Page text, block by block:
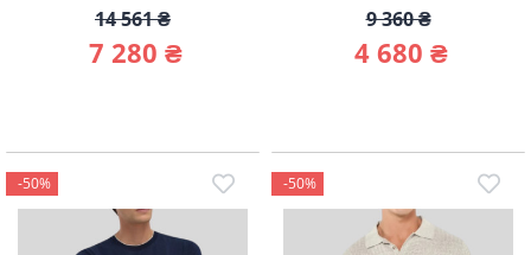
14 561 ₴
7 280 ₴
9 360 ₴
4 680 ₴
-50% -50%